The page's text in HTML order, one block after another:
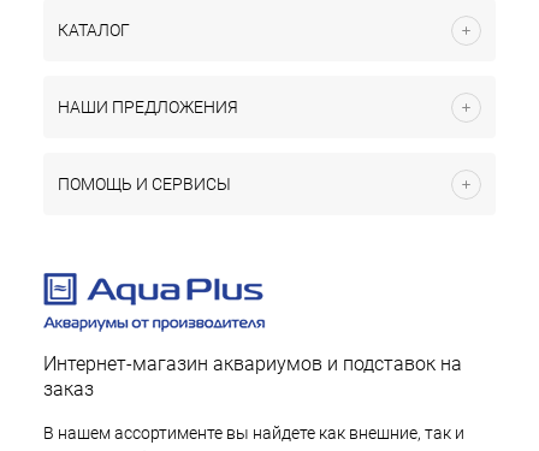
КАТАЛОГ
НАШИ ПРЕДЛОЖЕНИЯ
ПОМОЩЬ И СЕРВИСЫ
Интернет-магазин аквариумов и подставок на
заказ
В нашем ассортименте вы найдете как внешние, так и